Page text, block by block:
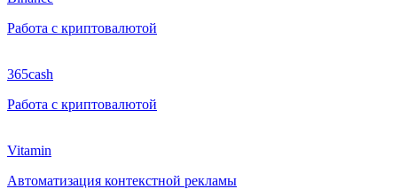
Работа с криптовалютой
365cash
Работа с криптовалютой
Vitamin
Автоматизация контекстной рекламы